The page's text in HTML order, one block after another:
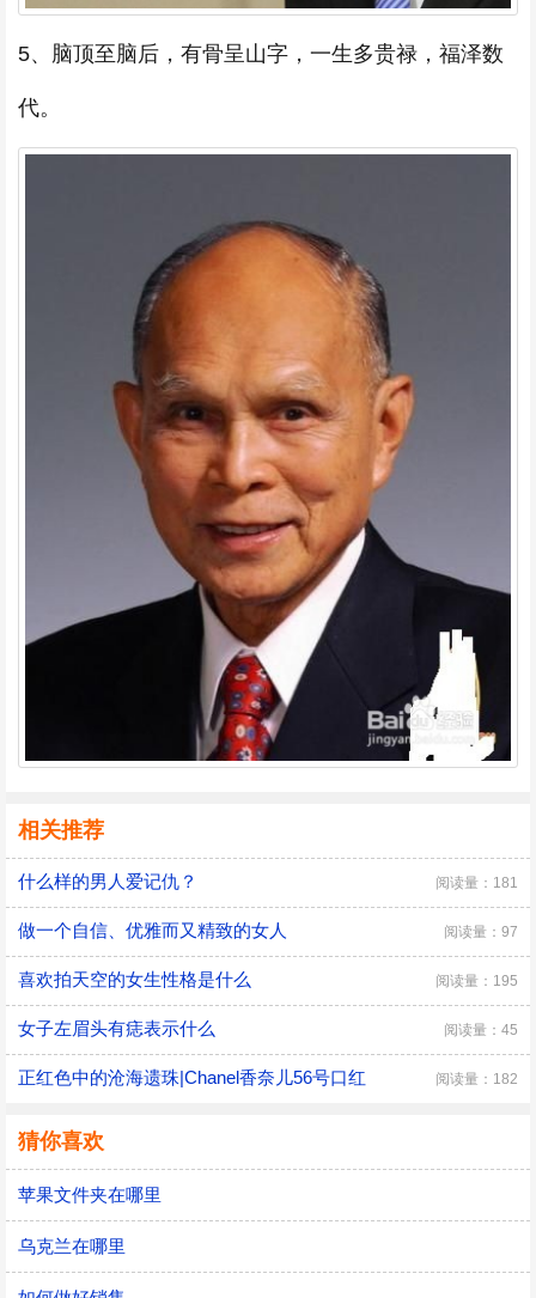
5、脑顶至脑后，有骨呈山字，一生多贵禄，福泽数
代。
相关推荐
什么样的男人爱记仇？ 阅读量：181
做一个自信、优雅而又精致的女人 阅读量：97
喜欢拍天空的女生性格是什么 阅读量：195
女子左眉头有痣表示什么 阅读量：45
正红色中的沧海遗珠|Chanel香奈儿56号口红 阅读量：182
猜你喜欢
苹果文件夹在哪里
乌克兰在哪里